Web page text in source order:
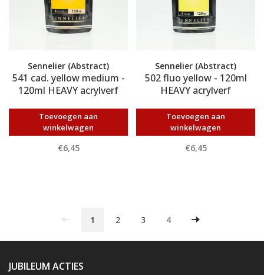
Sennelier (Abstract)
541 cad. yellow medium -
120ml HEAVY acrylverf
Toevoegen aan
winkelwagen
€6,45
Sennelier (Abstract)
502 fluo yellow - 120ml
HEAVY acrylverf
Toevoegen aan
winkelwagen
€6,45
1 2 3 4
JUBILEUM ACTIES